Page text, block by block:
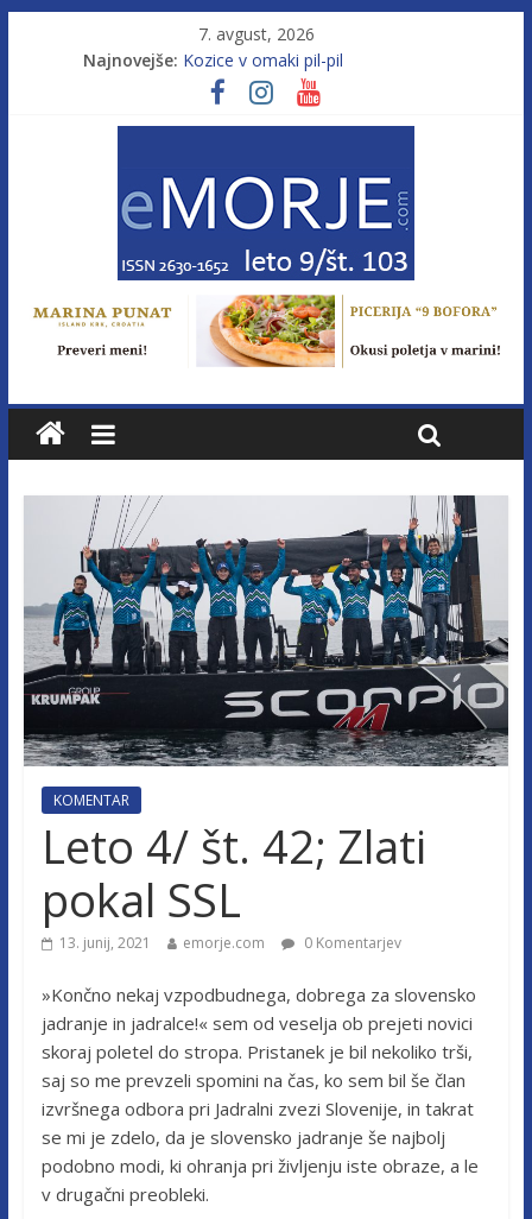
7. avgust, 2026
Najnovejše: Kozice v omaki pil-pil
Leto 9, št. 103; Licenca brez morja
Od morja do gorja 11
KOMENTAR
Leto 4/ št. 42; Zlati
pokal SSL
13. junij, 2021 emorje.com 0 Komentarjev
»Končno nekaj vzpodbudnega, dobrega za slovensko
jadranje in jadralce!« sem od veselja ob prejeti novici
skoraj poletel do stropa. Pristanek je bil nekoliko trši,
saj so me prevzeli spomini na čas, ko sem bil še član
izvršnega odbora pri Jadralni zvezi Slovenije, in takrat
se mi je zdelo, da je slovensko jadranje še najbolj
podobno modi, ki ohranja pri življenju iste obraze, a le
v drugačni preobleki.